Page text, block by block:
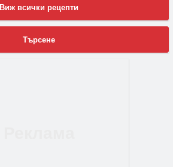
Виж всички рецепти
Търсене